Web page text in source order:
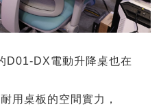
D01-DX電動升降桌也在
用桌板的空間實力，